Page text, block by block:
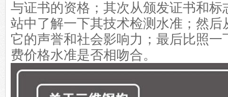
与证书的资格；其次从颁发证书和标
站中了解一下其技术检测水准；然后
它的声誉和社会影响力；最后比照一
费价格水准是否相吻合。